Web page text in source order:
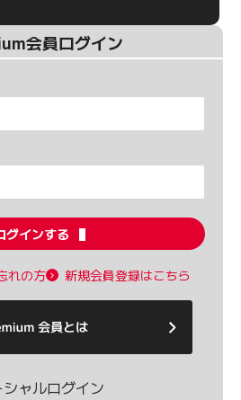
会員ログイン
グインする
れの方 新規会員登録はこちら
ャルログイン